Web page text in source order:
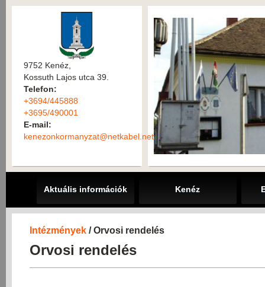
9752 Kenéz,
Kossuth Lajos utca 39.
Telefon:
+3694/445888
+3695/490001
E-mail:
kenezonkormanyzat@netkabel.net
Aktuális információk Kenéz
Intézmények / Orvosi rendelés
Orvosi rendelés